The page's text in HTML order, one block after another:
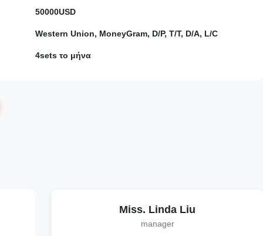
50000USD
Western Union, MoneyGram, D/P, T/T, D/A, L/C
4sets το μήνα
Miss. Linda Liu
manager